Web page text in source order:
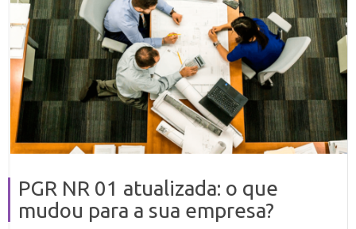
PGR NR 01 atualizada: o que
mudou para a sua empresa?